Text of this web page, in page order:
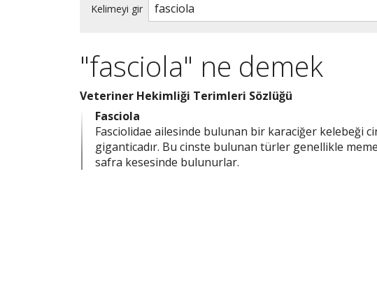
Kelimeyi gir
"fasciola" ne demek
Veteriner Hekimliği Terimleri Sözlüğü
Fasciola
Fasciolidae ailesinde bulunan bir karaciğer kelebeği
giganticadır. Bu cinste bulunan türler genellikle
safra kesesinde bulunurlar.